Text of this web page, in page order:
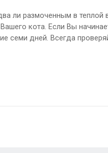
ли размоченным в теплой
кота. Если Вы
семи дней. Всегда